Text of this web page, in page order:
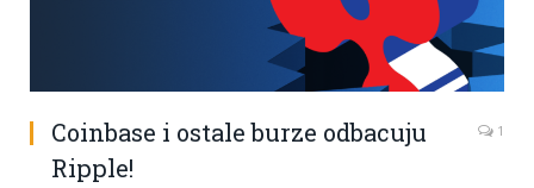
Coinbase i ostale burze odbacuju
Ripple!
1